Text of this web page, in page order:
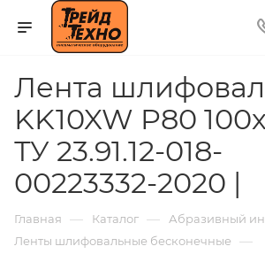
Лента
KK10XW P80
ТУ 23.91.12-018-
00223332-2020 |
Главная — Каталог — Абразивный
Ленты шлифовальные бесконечные —